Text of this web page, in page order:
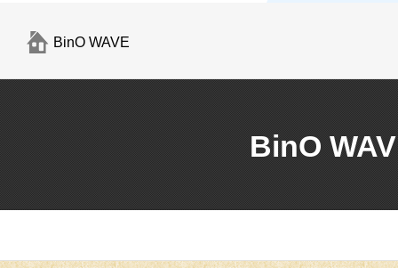
BinO WAVE
BinO